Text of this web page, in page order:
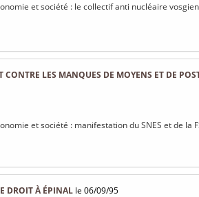
et société : le collectif anti nucléaire
LES MANQUES DE MOYENS ET DE
et société : manifestation du SNES et de la
DROIT À ÉPINAL le 06/09/95